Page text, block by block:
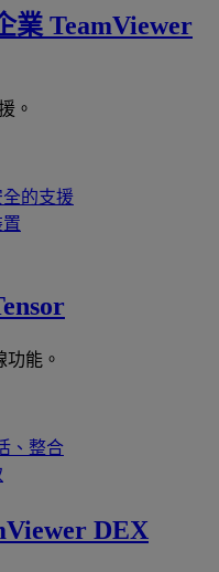
業 TeamViewer
。
的支援
能。
、整合
DEX